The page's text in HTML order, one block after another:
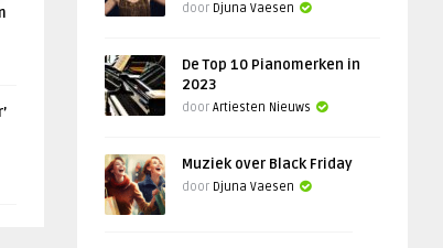
door Djuna Vaesen
De Top 10 Pianomerken in
2023
door Artiesten Nieuws
Muziek over Black Friday
door Djuna Vaesen